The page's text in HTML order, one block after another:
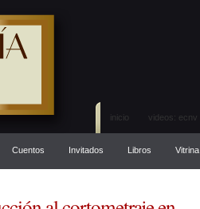
inicio videos: ecnv
Cuentos Invitados Libros Vitrina